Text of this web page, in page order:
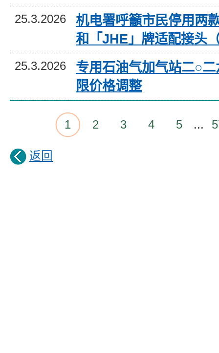
25.3.2026
机电署呼籲市民停用两
和「JHE」牌适配接头
25.3.2026
专用石油气加气站二○
限价格调整
1 2 3 4 5 ...
返回